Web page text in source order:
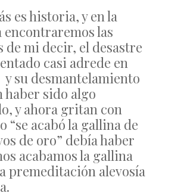
es historia, y en la
las
de mi decir, el desastre
casi adrede en
y su desmantelamiento
haber sido algo
y ahora gritan con
“se acabó la gallina de
de oro” debía haber
acabamos la gallina
premeditación alevosía